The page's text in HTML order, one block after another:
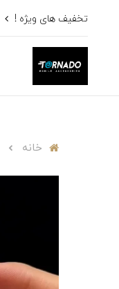
تخفیف های ویژه !
خانه